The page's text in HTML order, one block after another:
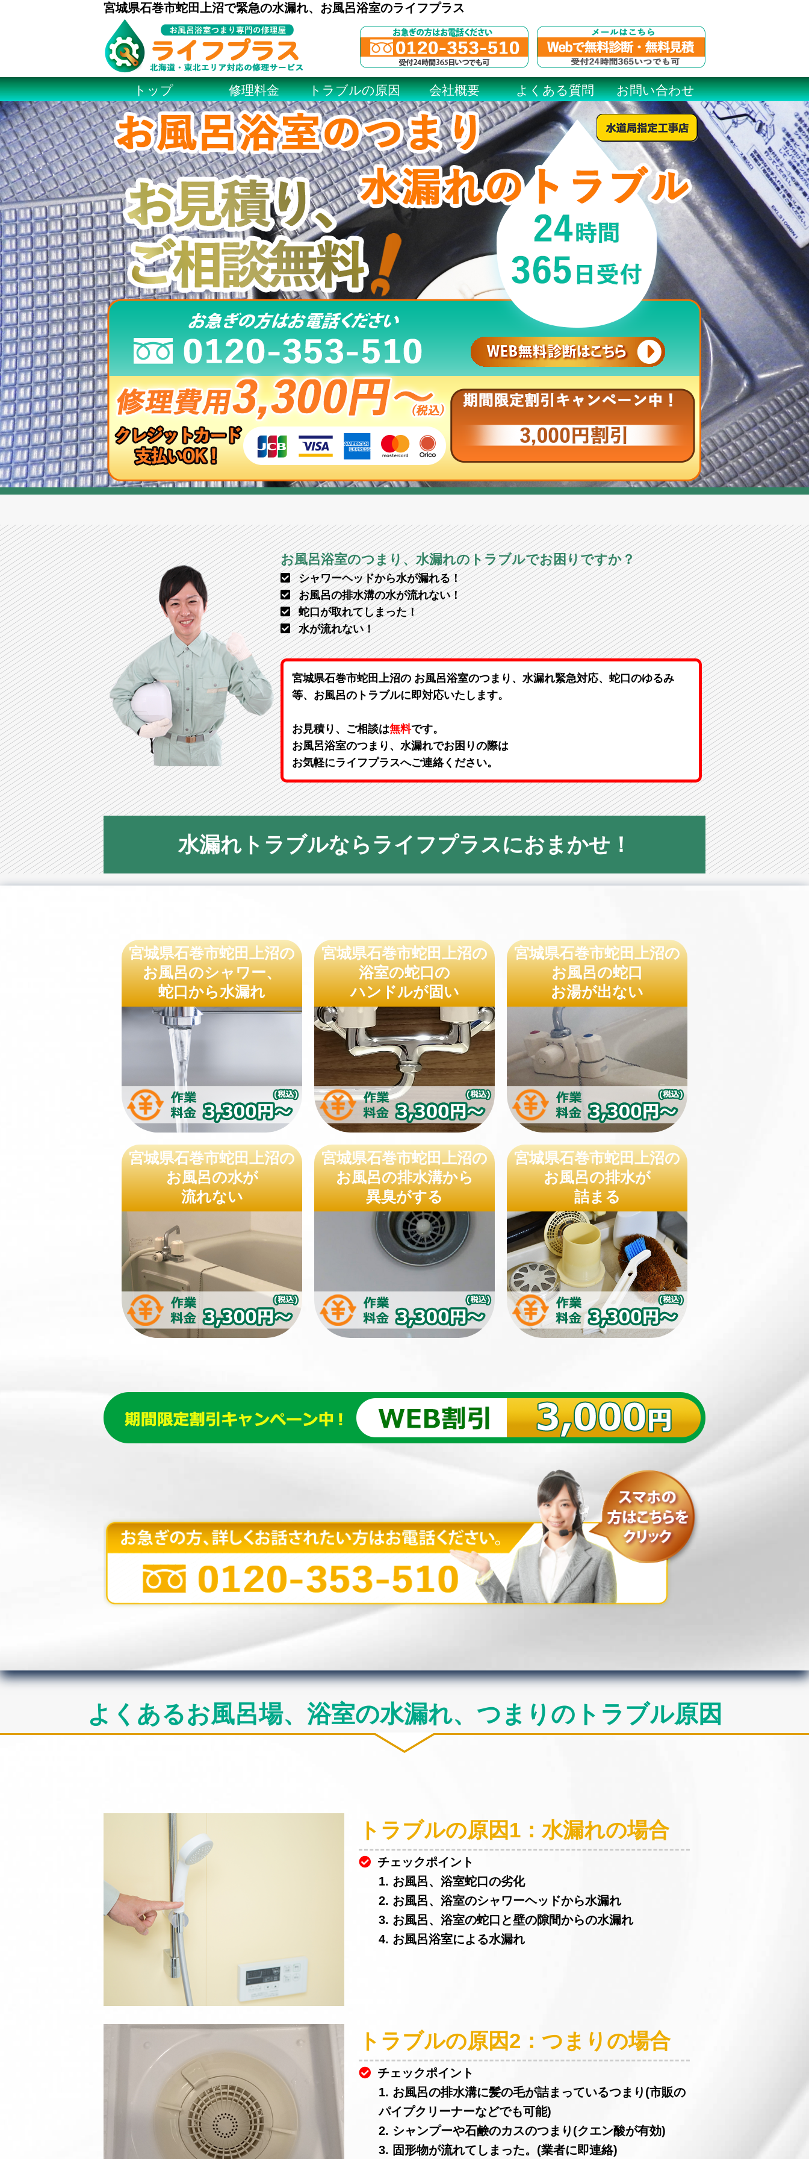
宮城県石巻市蛇田上沼で緊急の水漏れ、お風呂浴室のライフプラス
トップ 修理料金 トラブルの原因 会社概要 よくある質問 お問い合わせ
お風呂浴室のつまり、水漏れのトラブルでお困りですか？
シャワーヘッドから水が漏れる！
お風呂の排水溝の水が流れない！
蛇口が取れてしまった！
水が流れない！
宮城県石巻市蛇田上沼の お風呂浴室のつまり、水漏れ緊急対応、蛇口のゆるみ
等、お風呂のトラブルに即対応いたします。
お見積り、ご相談は無料です。
お風呂浴室のつまり、水漏れでお困りの際は
お気軽にライフプラスへご連絡ください。
水漏れトラブルならライフプラスにおまかせ！
宮城県石巻市蛇田上沼の
お風呂のシャワー、
蛇口から水漏れ
宮城県石巻市蛇田上沼の
浴室の蛇口の
ハンドルが固い
宮城県石巻市蛇田上沼の
お風呂の蛇口
お湯が出ない
宮城県石巻市蛇田上沼の
お風呂の水が
流れない
宮城県石巻市蛇田上沼の
お風呂の排水溝から
異臭がする
宮城県石巻市蛇田上沼の
お風呂の排水が
詰まる
よくあるお風呂場、浴室の水漏れ、つまりのトラブル原因
トラブルの原因1：水漏れの場合
チェックポイント
1. お風呂、浴室蛇口の劣化
2. お風呂、浴室のシャワーヘッドから水漏れ
3. お風呂、浴室の蛇口と壁の隙間からの水漏れ
4. お風呂浴室による水漏れ
トラブルの原因2：つまりの場合
チェックポイント
1. お風呂の排水溝に髪の毛が詰まっているつまり(市販の
パイプクリーナーなどでも可能)
2. シャンプーや石鹸のカスのつまり(クエン酸が有効)
3. 固形物が流れてしまった。(業者に即連絡)